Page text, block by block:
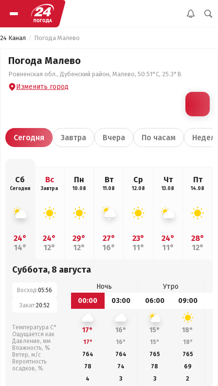
24 Канал Погода Малево
Погода Малево
Ровненская обл., Дубенский район, Малево, 50.51°С, 25.3°В
Изменить город
Сегодня Завтра Вчера По часам
Сб
Сегодня
24°
14°
Вс
Завтра
24°
12°
Пн
10.08
29°
12°
Вт
11.08
27°
16°
Ср
12.08
23°
11°
Чт
13.08
24°
11°
Пт
14.08
28°
12°
Суббота, 8 августа
Восход:05:56
Закат:20:52
Температура С°
Ощущается как
Давление, мм
Влажность, %
Ветер, м/с
Вероятность
осадков, %
Ночь
Утро
00:00
03:00 06:00 09:00
17° 16° 15° 18°
17° 16° 15° 18°
764
764 765 765
78
74 78 69
4
3 3
2